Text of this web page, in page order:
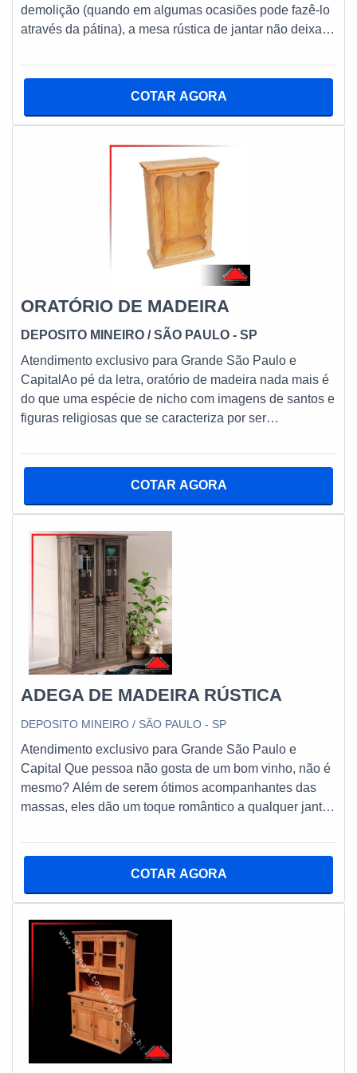
demolição (quando em algumas ocasiões pode fazê-lo
através da pátina), a mesa rústica de jantar não deixa
incumbir de cumprir dois diferentes papéis:
RÚSTICAServir de apoio para a colocação de pratos,
talheres, copos e demais produtos de mesmo ou similar
COTAR AGORA
ORATÓRIO DE MADEIRA
DEPOSITO MINEIRO / SÃO PAULO - SP
Atendimento exclusivo para Grande São Paulo e
CapitalAo pé da letra, oratório de madeira nada mais é
do que uma espécie de nicho com imagens de santos e
figuras religiosas que se caracteriza por ser
informação que logo em primeira mão confirma a
residências, apartamentos e demais espaços físicos de
mesmo ou similar perfil.Servir de apoio físico pa
COTAR AGORA
ADEGA DE MADEIRA RÚSTICA
DEPOSITO MINEIRO / SÃO PAULO - SP
Atendimento exclusivo para Grande São Paulo e
Capital Que pessoa não gosta de um bom vinho, não é
mesmo? Além de serem ótimos acompanhantes das
massas, eles dão um toque romântico a qualquer jantar.
principalmente em termos de alcance, é fundamental
CHARME E ELEGÂNCIA AOS AMBIENTES Fabricada
sob medida, a adega pode ser encontrada em
diferentes tamanhos e modelos, sendo que cada um
deles é pronto para suprir as necessidades
apresentadas pelo apreciador de um bom vinho. Na
prática, vale ressaltar que este tipo de móvel ainda
combina com qualquer decoração e pode ser instalado
em diferentes cômodos residenciais. Conheça os
principais deles: Cozinhas; Copas; Salas de jantar;
COTAR AGORA